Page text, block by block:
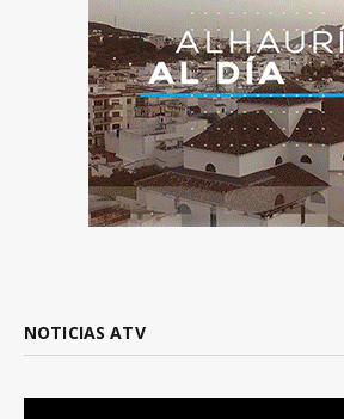
NOTICIAS ATV